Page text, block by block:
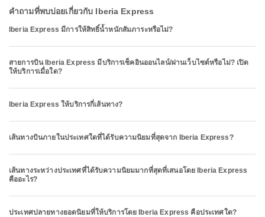
คำถามที่พบบ่อยเกี่ยวกับ Iberia Express
Iberia Express มีการให้สิทธิ์น้ำหนักสัมภาระหรือไม่?
สายการบิน Iberia Express มีบริการเช็คอินออนไลน์/ผ่านเว็บไซต์หรือไม่? เปิด
ให้บริการเมื่อใด?
Iberia Express ให้บริการกี่เส้นทาง?
เส้นทางบินภายในประเทศใดที่ได้รับความนิยมที่สุดจาก Iberia Express?
เส้นทางระหว่างประเทศที่ได้รับความนิยมมากที่สุดที่เสนอโดย Iberia Express
คืออะไร?
ประเทศปลายทางยอดนิยมที่ให้บริการโดย Iberia Express คือประเทศใด?